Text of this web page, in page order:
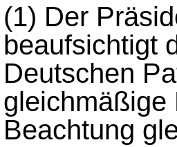
(1) Der
beaufsichtigt
Deutschen
gleichmäßige
Beachtung